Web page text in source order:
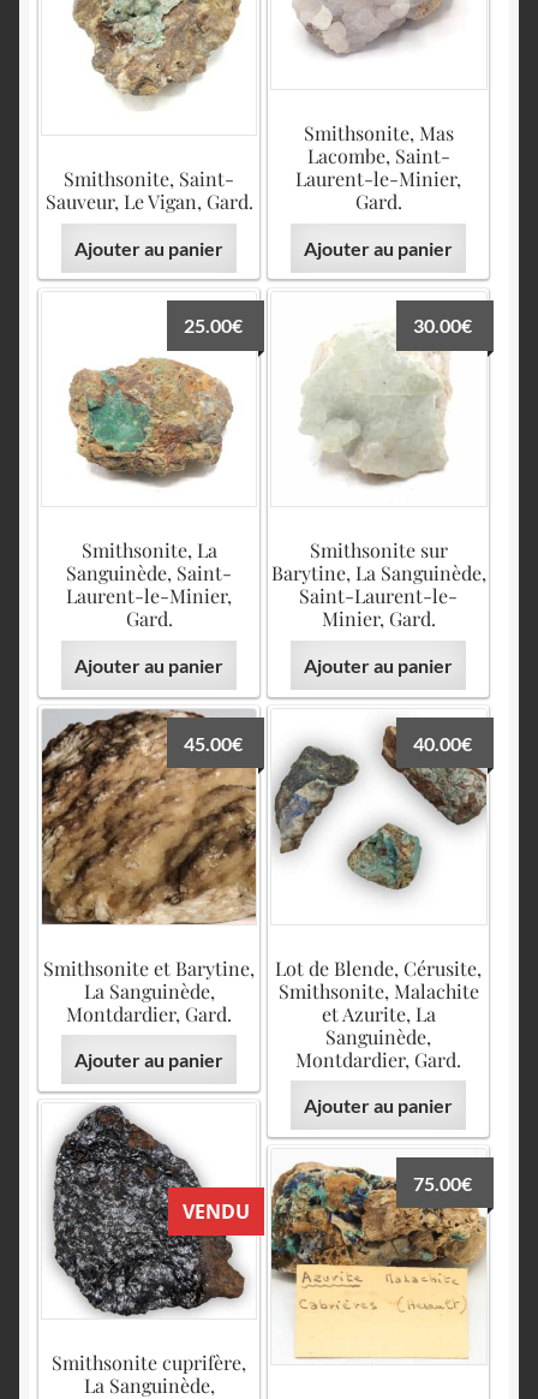
Smithsonite, Mas
Lacombe, Saint-
Laurent-le-Minier,
Gard.
Ajouter au panier
Smithsonite, Saint-
Sauveur, Le Vigan, Gard.
Ajouter au panier
Smithsonite, La
Sanguinède, Saint-
Laurent-le-Minier,
Gard.
25.00€
Ajouter au panier
Smithsonite sur
Barytine, La Sanguinède,
Saint-Laurent-le-
Minier, Gard.
30.00€
Ajouter au panier
Smithsonite et Barytine,
La Sanguinède,
Montdardier, Gard.
45.00€
Ajouter au panier
Lot de Blende, Cérusite,
Smithsonite, Malachite
et Azurite, La
Sanguinède,
Montdardier, Gard.
40.00€
Ajouter au panier
VENDU
Smithsonite cuprifère,
La Sanguinède,
75.00€